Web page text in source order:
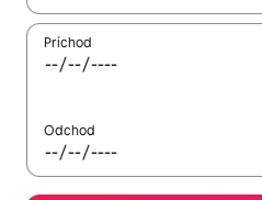
Príchod
Odchod